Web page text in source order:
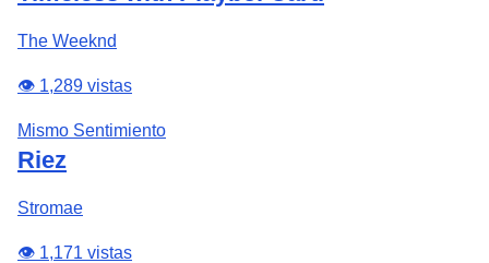
The Weeknd
👁️ 1,289 vistas
Mismo Sentimiento
Riez
Stromae
👁️ 1,171 vistas